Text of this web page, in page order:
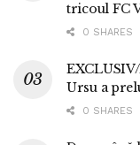
tricoul FC
0 SHARES
Ursu a
0 SHARES